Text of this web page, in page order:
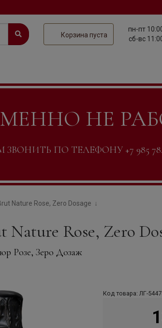
Корзина пуста
пн-пт
сб-вс
НЕ
ПО ТЕЛЕФОНУ +7 985 784
Nature Rose, Zero Dosage
Rose, Zero
Розе, Зеро Дозаж
Код товара: ЛГ-